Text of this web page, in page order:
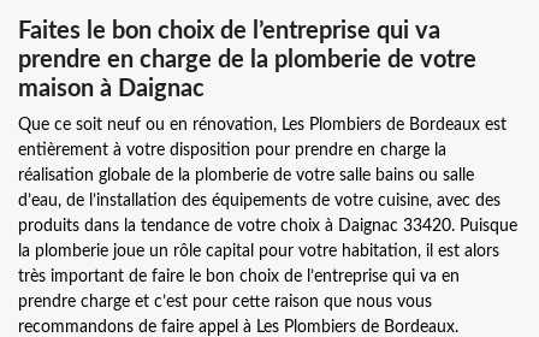
Faites le bon choix de l’entreprise qui va
prendre en charge de la plomberie de votre
maison à Daignac
Que ce soit neuf ou en rénovation, Les Plombiers de Bordeaux est
entièrement à votre disposition pour prendre en charge la
réalisation globale de la plomberie de votre salle bains ou salle
d’eau, de l’installation des équipements de votre cuisine, avec des
produits dans la tendance de votre choix à Daignac 33420. Puisque
la plomberie joue un rôle capital pour votre habitation, il est alors
très important de faire le bon choix de l’entreprise qui va en
prendre charge et c’est pour cette raison que nous vous
recommandons de faire appel à Les Plombiers de Bordeaux.